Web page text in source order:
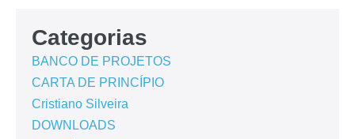
Categorias
BANCO DE PROJETOS
CARTA DE PRINCÍPIO
Cristiano Silveira
DOWNLOADS